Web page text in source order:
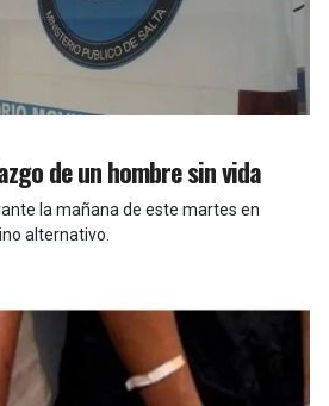
de un hombre sin vida
la mañana de este martes en
alternativo.